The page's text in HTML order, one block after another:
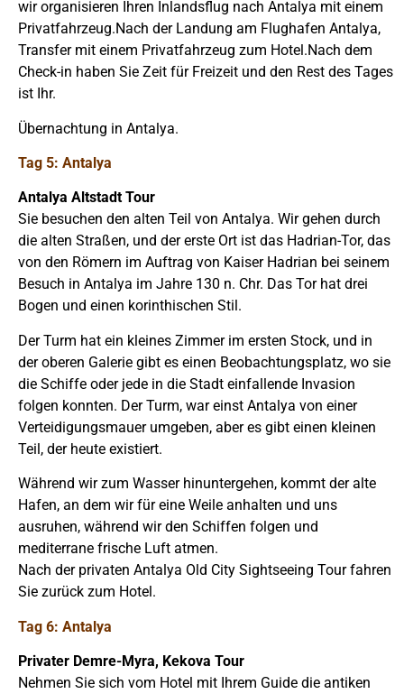
wir organisieren Ihren Inlandsflug nach Antalya mit einem
Privatfahrzeug.Nach der Landung am Flughafen Antalya,
Transfer mit einem Privatfahrzeug zum Hotel.Nach dem
Check-in haben Sie Zeit für Freizeit und den Rest des Tages
ist Ihr.
Übernachtung in Antalya.
Tag 5: Antalya
Antalya Altstadt Tour
Sie besuchen den alten Teil von Antalya. Wir gehen durch
die alten Straßen, und der erste Ort ist das Hadrian-Tor, das
von den Römern im Auftrag von Kaiser Hadrian bei seinem
Besuch in Antalya im Jahre 130 n. Chr. Das Tor hat drei
Bogen und einen korinthischen Stil.
Der Turm hat ein kleines Zimmer im ersten Stock, und in
der oberen Galerie gibt es einen Beobachtungsplatz, wo sie
die Schiffe oder jede in die Stadt einfallende Invasion
folgen konnten. Der Turm, war einst Antalya von einer
Verteidigungsmauer umgeben, aber es gibt einen kleinen
Teil, der heute existiert.
Während wir zum Wasser hinuntergehen, kommt der alte
Hafen, an dem wir für eine Weile anhalten und uns
ausruhen, während wir den Schiffen folgen und
mediterrane frische Luft atmen.
Nach der privaten Antalya Old City Sightseeing Tour fahren
Sie zurück zum Hotel.
Tag 6: Antalya
Privater Demre-Myra, Kekova Tour
Nehmen Sie sich vom Hotel mit Ihrem Guide die antiken